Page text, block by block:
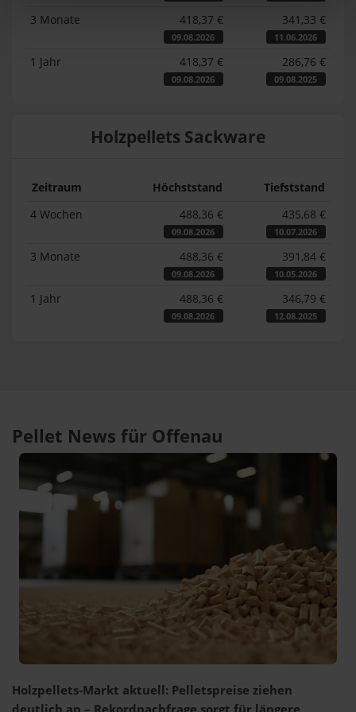
3 Monate 418,37 €
09.08.2026
341,33 €
11.06.2026
1 Jahr 418,37 €
09.08.2026
286,76 €
09.08.2025
Holzpellets Sackware
Zeitraum Höchststand
Tiefststand
4 Wochen
488,36 €
09.08.2026
435,68 €
10.07.2026
3 Monate 488,36 €
09.08.2026
391,84 €
10.05.2026
1 Jahr 488,36 €
09.08.2026
346,79 €
12.08.2025
Pellet News für Offenau
Holzpellets-Markt aktuell: Pelletspreise ziehen